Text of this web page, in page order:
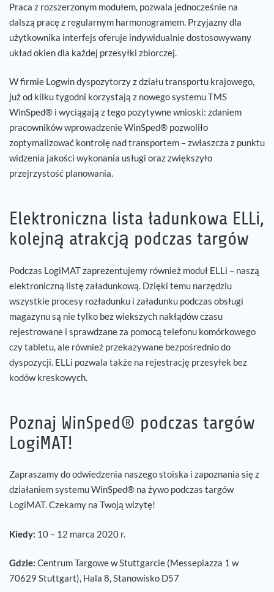
Praca z rozszerzonym modułem, pozwala jednocześnie na
dalszą pracę z regularnym harmonogramem. Przyjazny dla
użytkownika interfejs oferuje indywidualnie dostosowywany
układ okien dla każdej przesyłki zbiorczej.
W firmie Logwin dyspozytorzy z działu transportu krajowego,
już od kilku tygodni korzystają z nowego systemu TMS
WinSped® i wyciągają z tego pozytywne wnioski: zdaniem
pracowników wprowadzenie WinSped® pozwoliło
zoptymalizować kontrolę nad transportem – zwłaszcza z punktu
widzenia jakości wykonania usługi oraz zwiększyło
przejrzystość planowania.
Elektroniczna lista ładunkowa ELLi,
kolejną atrakcją podczas targów
Podczas LogiMAT zaprezentujemy również moduł ELLi – naszą
elektroniczną listę załadunkową. Dzięki temu narzędziu
wszystkie procesy rozładunku i załadunku podczas obsługi
magazynu są nie tylko bez wiekszych nakłądów czasu
rejestrowane i sprawdzane za pomocą telefonu komórkowego
czy tabletu, ale również przekazywane bezpośrednio do
dyspozycji. ELLi pozwala także na rejestrację przesyłek bez
kodów kreskowych.
Poznaj WinSped® podczas targów
LogiMAT!
Zapraszamy do odwiedzenia naszego stoiska i zapoznania się z
działaniem systemu WinSped® na żywo podczas targów
LogiMAT. Czekamy na Twoją wizytę!
Kiedy: 10 – 12 marca 2020 r.
Gdzie: Centrum Targowe w Stuttgarcie (Messepiazza 1 w
70629 Stuttgart), Hala 8, Stanowisko D57